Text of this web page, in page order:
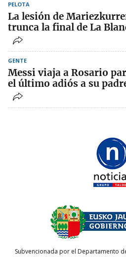
PELOTA
La lesión de
trunca la final de La
GENTE
Messi viaja a Rosario
el último adiós a su
Subvencionada por el Departamento